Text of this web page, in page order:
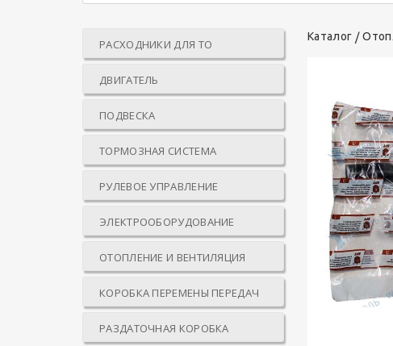
РАСХОДНИКИ ДЛЯ ТО
ДВИГАТЕЛЬ
ПОДВЕСКА
ТОРМОЗНАЯ СИСТЕМА
РУЛЕВОЕ УПРАВЛЕНИЕ
ЭЛЕКТРООБОРУДОВАНИЕ
ОТОПЛЕНИЕ И ВЕНТИЛЯЦИЯ
КОРОБКА ПЕРЕМЕНЫ ПЕРЕДАЧ
РАЗДАТОЧНАЯ КОРОБКА
Каталог